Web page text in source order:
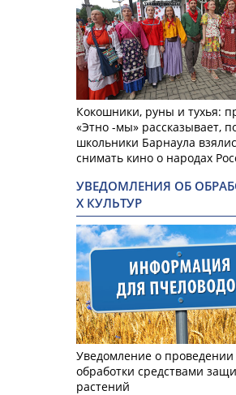
Кокошники, руны и тухья:
«Этно -мы» рассказывает,
школьники Барнаула
снимать кино о народах
УВЕДОМЛЕНИЯ ОБ
Х КУЛЬТУР
Уведомление о проведении
обработки средствами
растений